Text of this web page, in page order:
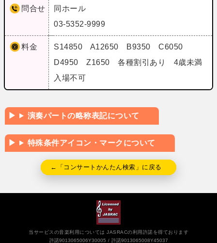
問合せ
同ホール
03-5352-9999
料金
S14850 A12650 B9350 C6050
D4950 Z1650 各種割引あり 4歳未満
入場不可
演奏パートの略称表記について
特殊条件アイコン・マークについて
←「コンサートかんたん検索」に戻る
当サービスの音楽利用については JASRACの利用許諾を得ております
許諾9013065006Y30005
許諾9013065008Y45037